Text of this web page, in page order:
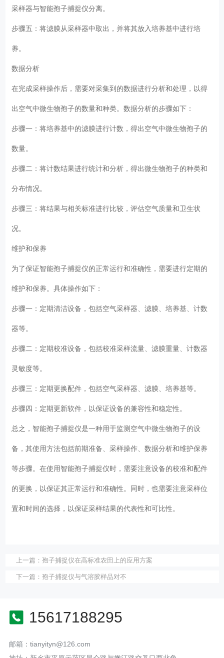
采样器与智能孢子捕捉仪分离。
步骤五：将滤膜从采样器中取出，并将其放入培养基中进行培
养。
数据分析
在完成采样操作后，需要对采集到的数据进行分析和处理，以得
出空气中微生物孢子的数量和种类。数据分析的步骤如下：
步骤一：将培养基中的滤膜进行计数，得出空气中微生物孢子的
数量。
步骤二：将计数结果进行统计和分析，得出微生物孢子的种类和
分布情况。
步骤三：将结果与相关标准进行比较，评估空气质量和卫生状
况。
维护和保养
为了保证智能孢子捕捉仪的正常运行和准确性，需要进行定期的
维护和保养。具体操作如下：
步骤一：定期清洁设备，包括空气采样器、滤膜、培养基、计数
器等。
步骤二：定期校准设备，包括校准采样流量、滤膜重量、计数器
灵敏度等。
步骤三：定期更换配件，包括空气采样器、滤膜、培养基等。
步骤四：定期更新软件，以保证设备的兼容性和稳定性。
总之，智能孢子捕捉仪是一种用于监测空气中微生物孢子的设
备，其使用方法包括前期准备、采样操作、数据分析和维护保养
等步骤。在使用智能孢子捕捉仪时，需要注意设备的校准和配件
的更换，以保证其正常运行和准确性。同时，也需要注意采样位
置和时间的选择，以保证采样结果的代表性和可比性。
上一篇： 孢子捕捉仪在高标准农田上的应用方案
下一篇： 孢子捕捉仪与气溶胶样品对不
15617188295
邮箱：tianyityn@126.com